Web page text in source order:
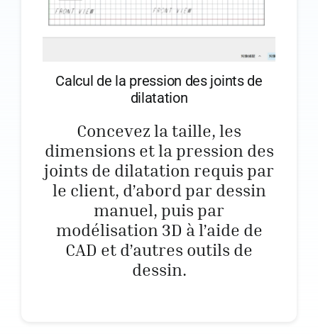
Calcul de la pression des joints de
dilatation
Concevez la taille, les
dimensions et la pression des
joints de dilatation requis par
le client, d’abord par dessin
manuel, puis par
modélisation 3D à l’aide de
CAD et d’autres outils de
dessin.